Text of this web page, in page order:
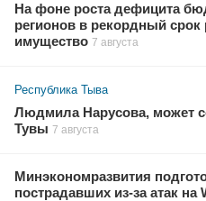
На фоне роста дефицита
регионов в рекордный
имущество 7 августа
Республика Тыва
Людмила Нарусова, может
Тувы 7 августа
Минэкономразвития
пострадавших из-за атак на